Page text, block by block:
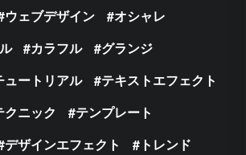
ウェブデザイン
オシャレ
カラフル
グランジ
ュートリアル
テキストエフェクト
クニック
テンプレート
デザインエフェクト
トレンド